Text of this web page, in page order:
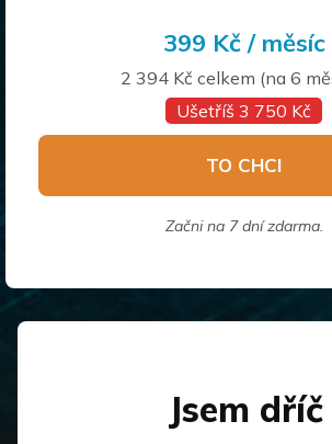
399 Kč / měsíc
2 394 Kč celkem (na 6
Ušetříš 3 750 Kč
TO CHCI
Začni na 7 dní zdarma.
Jsem dříč